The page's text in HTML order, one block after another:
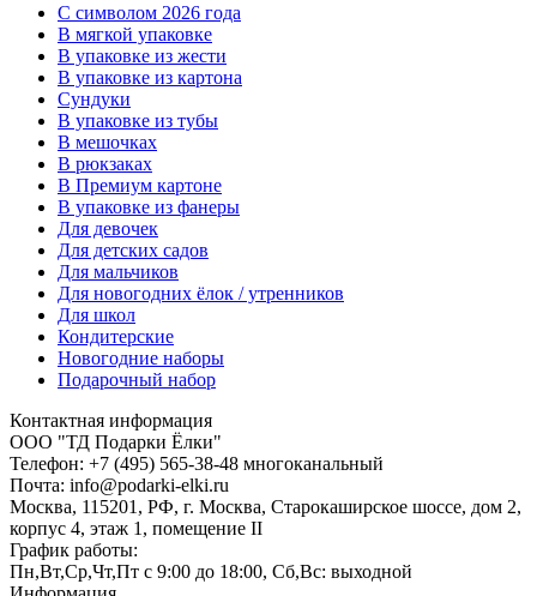
C символом 2026 года
В мягкой упаковке
В упаковке из жести
В упаковке из картона
Сундуки
В упаковке из тубы
В мешочках
В рюкзаках
В Премиум картоне
В упаковке из фанеры
Для девочек
Для детских садов
Для мальчиков
Для новогодних ёлок / утренников
Для школ
Кондитерские
Новогодние наборы
Подарочный набор
Контактная информация
ООО "ТД Подарки Ёлки"
Телефон: +7 (495) 565-38-48 многоканальный
Почта: info@podarki-elki.ru
Москва, 115201, РФ, г. Москва, Старокаширское шоссе, дом 2,
корпус 4, этаж 1, помещение II
График работы:
Пн,Вт,Ср,Чт,Пт с 9:00 до 18:00, Сб,Вс: выходной